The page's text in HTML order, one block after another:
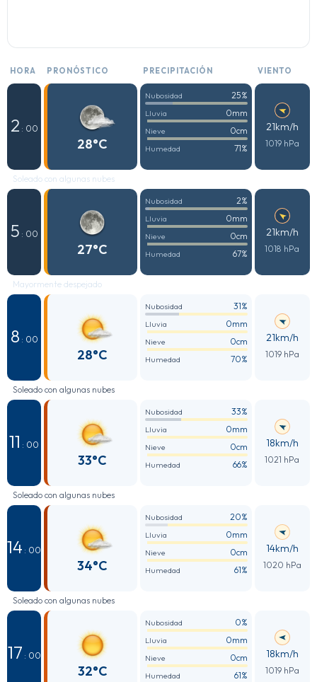
HORA PRONÓSTICO PRECIPITACIÓN VIENTO
2 : 00
28°C
Nubosidad 25%
Lluvia 0mm
Nieve 0cm
Humedad 71%
21km/h
1019 hPa
Soleado con algunas nubes
5 : 00
27°C
Nubosidad 2%
Lluvia 0mm
Nieve 0cm
Humedad 67%
21km/h
1018 hPa
Mayormente despejado
8 : 00
28°C
Nubosidad 31%
Lluvia 0mm
Nieve 0cm
Humedad 70%
21km/h
1019 hPa
Soleado con algunas nubes
11 : 00
33°C
Nubosidad 33%
Lluvia 0mm
Nieve 0cm
Humedad 66%
18km/h
1021 hPa
Soleado con algunas nubes
14 : 00
34°C
Nubosidad 20%
Lluvia 0mm
Nieve 0cm
Humedad 61%
14km/h
1020 hPa
Soleado con algunas nubes
17 : 00
32°C
Nubosidad 0%
Lluvia 0mm
Nieve 0cm
Humedad 61%
18km/h
1019 hPa